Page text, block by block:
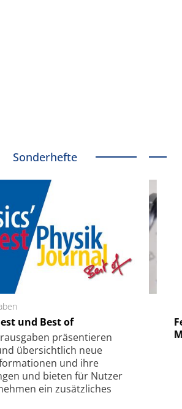
Sonderhefte
und Best of
präsentieren
übersichtlich neue
und ihre
und bieten für Nutzer
ein zusätzliches
auf
kleinstem Raum